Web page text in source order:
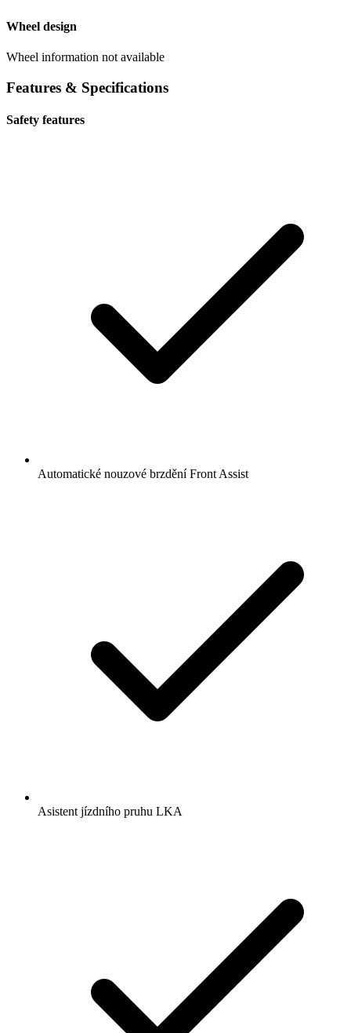
Wheel design
Wheel information not available
Features & Specifications
Safety features
Automatické nouzové brzdění Front Assist
Asistent jízdního pruhu LKA